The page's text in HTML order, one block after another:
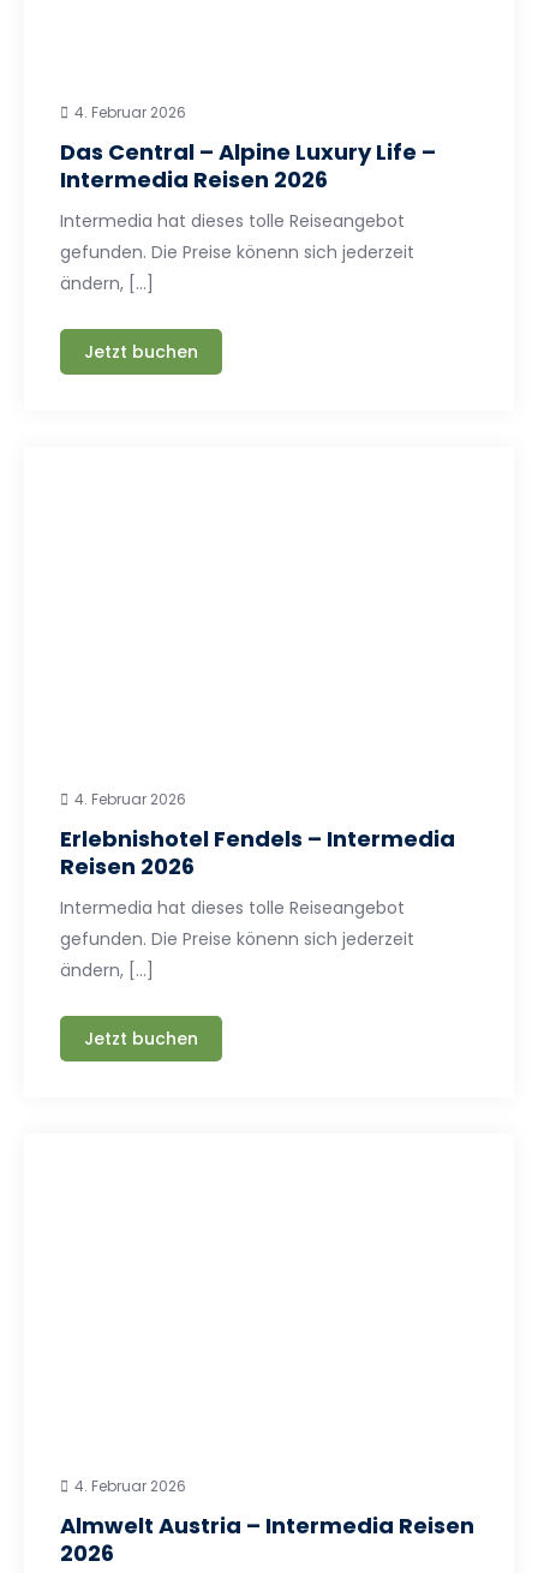
4. Februar 2026
Das Central – Alpine Luxury Life –
Intermedia Reisen 2026
Intermedia hat dieses tolle Reiseangebot
gefunden. Die Preise könenn sich jederzeit
ändern, […]
Jetzt buchen
4. Februar 2026
Erlebnishotel Fendels – Intermedia
Reisen 2026
Intermedia hat dieses tolle Reiseangebot
gefunden. Die Preise könenn sich jederzeit
ändern, […]
Jetzt buchen
4. Februar 2026
Almwelt Austria – Intermedia Reisen
2026